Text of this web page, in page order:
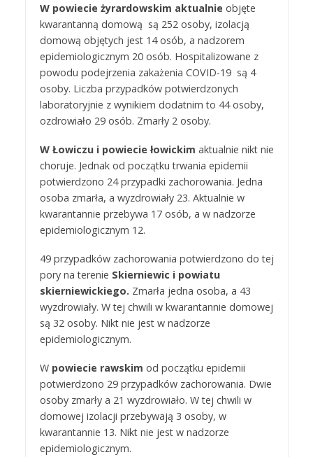
W powiecie żyrardowskim aktualnie objęte
kwarantanną domową są 252 osoby, izolacją
domową objętych jest 14 osób, a nadzorem
epidemiologicznym 20 osób. Hospitalizowane z
powodu podejrzenia zakażenia COVID-19 są 4
osoby. Liczba przypadków potwierdzonych
laboratoryjnie z wynikiem dodatnim to 44 osoby,
ozdrowiało 29 osób. Zmarły 2 osoby.
W Łowiczu i powiecie łowickim aktualnie nikt nie
choruje. Jednak od początku trwania epidemii
potwierdzono 24 przypadki zachorowania. Jedna
osoba zmarła, a wyzdrowiały 23. Aktualnie w
kwarantannie przebywa 17 osób, a w nadzorze
epidemiologicznym 12.
49 przypadków zachorowania potwierdzono do tej
pory na terenie Skierniewic i powiatu
skierniewickiego. Zmarła jedna osoba, a 43
wyzdrowiały. W tej chwili w kwarantannie domowej
są 32 osoby. Nikt nie jest w nadzorze
epidemiologicznym.
W powiecie rawskim od początku epidemii
potwierdzono 29 przypadków zachorowania. Dwie
osoby zmarły a 21 wyzdrowiało. W tej chwili w
domowej izolacji przebywają 3 osoby, w
kwarantannie 13. Nikt nie jest w nadzorze
epidemiologicznym.